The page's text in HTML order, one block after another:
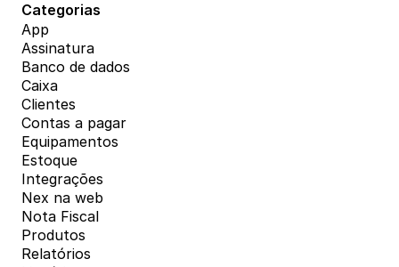
Categorias
App
Assinatura
Banco de dados
Caixa
Clientes
Contas a pagar
Equipamentos
Estoque
Integrações
Nex na web
Nota Fiscal
Produtos
Relatórios